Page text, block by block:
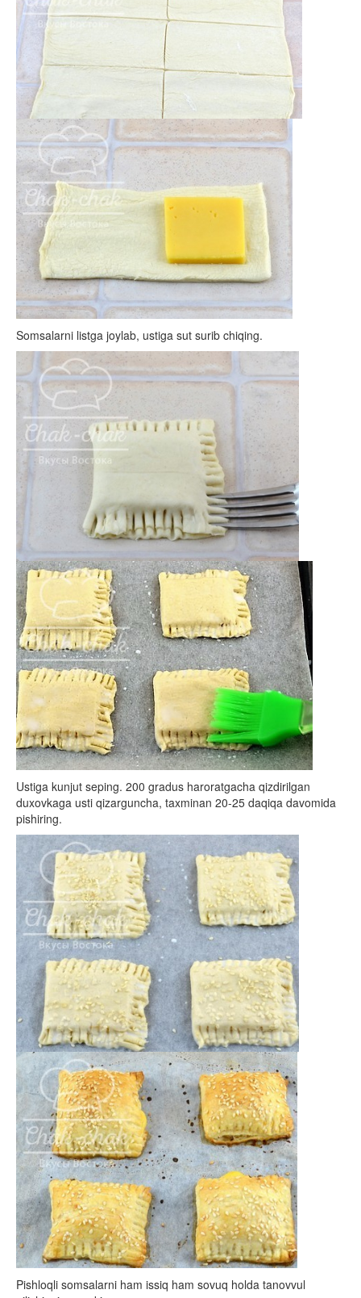
Somsalarni listga joylab, ustiga sut surib chiqing.
Ustiga kunjut seping. 200 gradus haroratgacha qizdirilgan
duxovkaga usti qizarguncha, taxminan 20-25 daqiqa davomida
pishiring.
Pishloqli somsalarni ham issiq ham sovuq holda tanovvul